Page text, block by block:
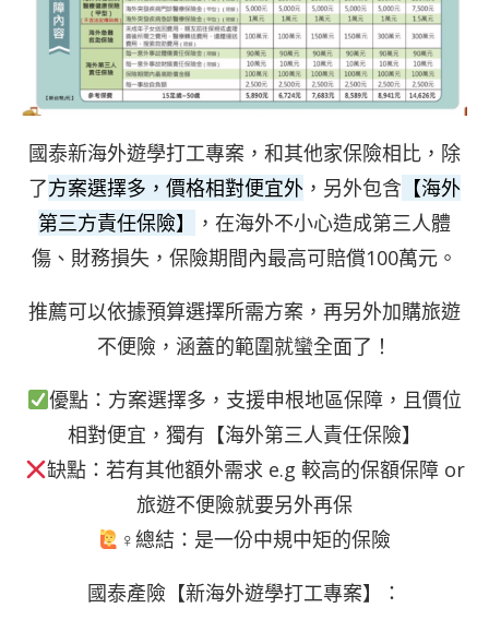
國泰新海外遊學打工專案，和其他家保險相比，除
了方案選擇多，價格相對便宜外 ，另外包含 【海外
第三方責任保險】
，在海外不小心造成第三人體
傷、財務損失，保險期間內最高可賠償100萬元。
推薦可以依據預算選擇所需方案，再另外加購旅遊
不便險，涵蓋的範圍就蠻全面了！
優點：方案選擇多，支援申根地區保障，且價位
相對便宜，獨有【海外第三人責任保險】
缺點：若有其他額外需求 e.g 較高的保額保障 or
旅遊不便險就要另外再保
‍♀總結：是一份中規中矩的保險
國泰產險【新海外遊學打工專案】：